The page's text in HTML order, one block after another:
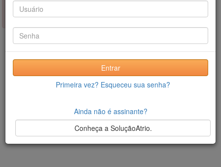
Sessão indisponível (expirada por inatividade ou login não
Entrar
Primeira vez? Esqueceu sua senha?
Ainda não é assinante?
Conheça a SoluçãoAtrio.